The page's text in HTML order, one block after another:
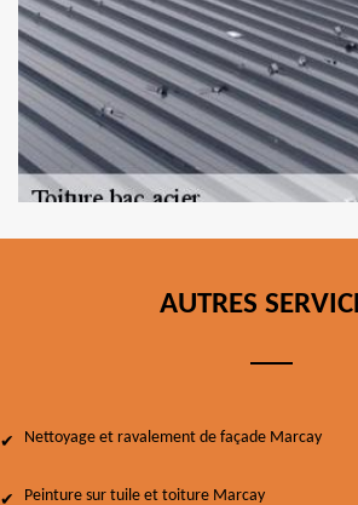
AUTRES
Nettoyage et ravalement de façade Marcay
Peinture sur tuile et toiture Marcay